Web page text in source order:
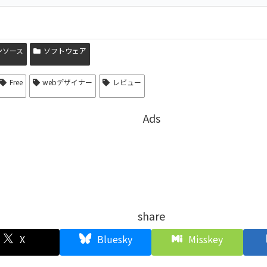
ース ソフトウェア
Free webデザイナー レビュー
Ads
share
X Bluesky Misskey